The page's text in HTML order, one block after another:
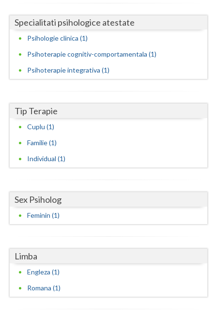
Mures
Salaj
Satu-Mare
Sibiu
Suceava
Timis
Tulcea
Vaslui
Vrancea
Specialitati psihologice atestate
Psihologie clinica (1)
Psihoterapie cognitiv-comportamentala (1)
Psihoterapie integrativa (1)
Tip Terapie
Cuplu (1)
Familie (1)
Individual (1)
Sex Psiholog
Feminin (1)
Limba
Engleza (1)
Romana (1)